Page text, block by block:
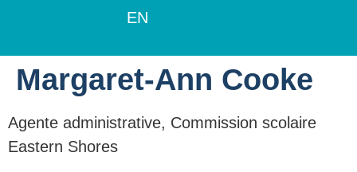
EN
Margaret-Ann Cooke
Agente administrative, Commission scolaire
Eastern Shores